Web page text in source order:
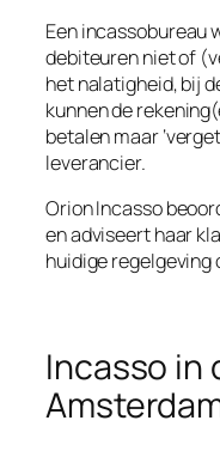
Een incassobureau
debiteuren niet of
het nalatigheid, bij
kunnen de
betalen maar
leverancier.
Orion Incasso
en adviseert haar
huidige regelgeving
Incasso in